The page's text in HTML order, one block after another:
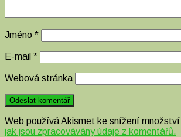
Jméno *
E-mail *
Webová stránka
Web používá Akismet ke snížení množství
jak jsou zpracovávány údaje z komentářů.